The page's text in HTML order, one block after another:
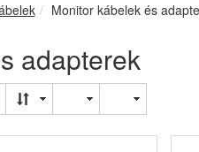
Monitor kábelek és
adapterek